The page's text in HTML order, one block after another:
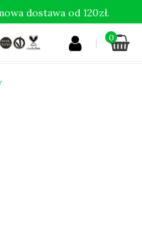
0
dostawa od 120zł.